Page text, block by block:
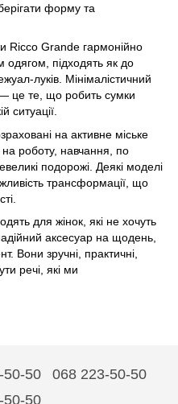
форму та
Ricco Grande гармонійно
одягом, підходять як до
луків. Мінімалістичний
це те, що робить сумки
ситуації.
на активне міське
роботу, навчання, по
подорожі. Деякі моделі
трансформації, що
для жінок, які не хочуть
аксесуар на щодень,
Вони зручні, практичні,
речі, які ми
50-50
068 223-50-50
50-50